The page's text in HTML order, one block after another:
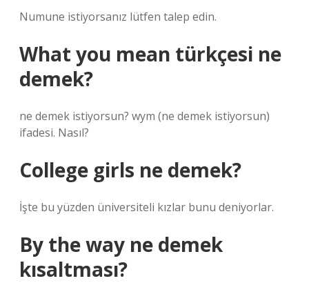
Numune istiyorsanız lütfen talep edin.
What you mean türkçesi ne
demek?
ne demek istiyorsun? wym (ne demek istiyorsun)
ifadesi. Nasıl?
College girls ne demek?
İşte bu yüzden üniversiteli kızlar bunu deniyorlar.
By the way ne demek
kısaltması?